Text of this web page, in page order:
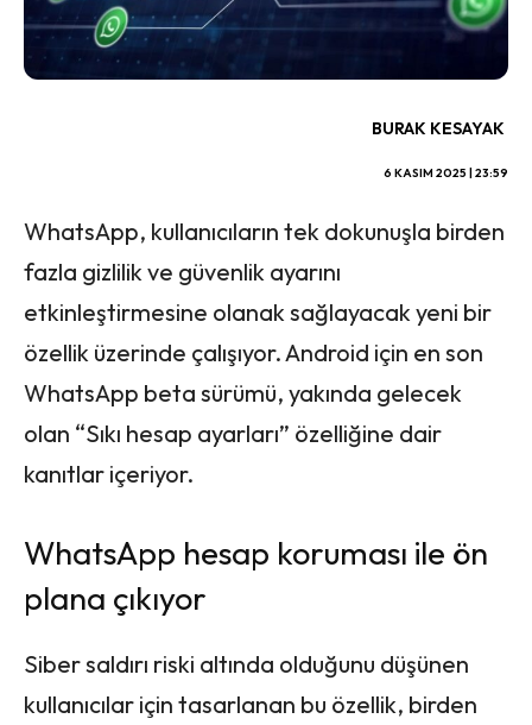
BURAK KESAYAK
6 KASIM 2025 | 23:59
WhatsApp, kullanıcıların tek dokunuşla birden
fazla gizlilik ve güvenlik ayarını
etkinleştirmesine olanak sağlayacak yeni bir
özellik üzerinde çalışıyor. Android için en son
WhatsApp beta sürümü, yakında gelecek
olan “Sıkı hesap ayarları” özelliğine dair
kanıtlar içeriyor.
WhatsApp hesap koruması ile ön
plana çıkıyor
Siber saldırı riski altında olduğunu düşünen
kullanıcılar için tasarlanan bu özellik, birden